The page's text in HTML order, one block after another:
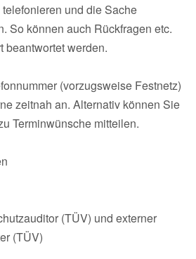
und die Sache
So können auch Rückfragen etc.
beantwortet werden.
(vorzugsweise Festnetz)
zeitnah an. Alternativ können Sie
Terminwünsche mitteilen.
(TÜV) und externer
(TÜV)